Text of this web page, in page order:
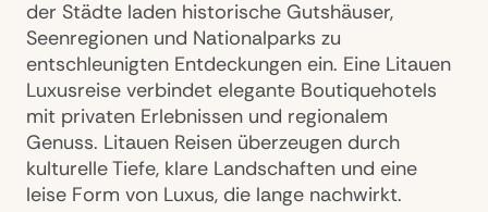
der Städte laden historische Gutshäuser,
Seenregionen und Nationalparks zu
entschleunigten Entdeckungen ein. Eine Litauen
Luxusreise verbindet elegante Boutiquehotels
mit privaten Erlebnissen und regionalem
Genuss. Litauen Reisen überzeugen durch
kulturelle Tiefe, klare Landschaften und eine
leise Form von Luxus, die lange nachwirkt.